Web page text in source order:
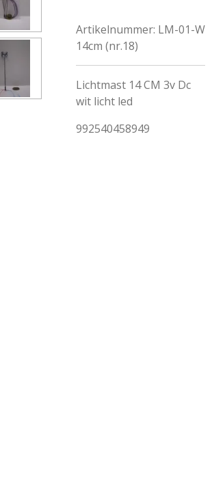
Artikelnummer: LM-01-W
14cm (nr.18)
Lichtmast 14 CM 3v Dc
wit licht led
992540458949